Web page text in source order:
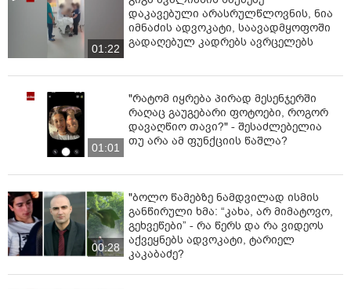
01:22
დაკავებული არასრულწლოვნის, ნია
იმნაძის ადვოკატი, საავადმყოფოში
გადაღებულ კადრებს ავრცელებს
01:01
"რატომ იყრება პირად მესენჯერში
რაღაც გაუგებარი ფოტოები, როგორ
დავაღწიო თავი?" - შესაძლებელია
თუ არა ამ ფუნქციის წაშლა?
00:28
"ბოლო წამებზე ნამდვილად ისმის
განწირული ხმა: “კახა, არ მიმატოვო,
გეხვეწები” - რა წერს და რა ვიდეოს
აქვეყნებს ადვოკატი, ტარიელ
კაკაბაძე?